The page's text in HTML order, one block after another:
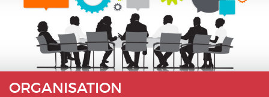
ORGANISATION
POLITIQUE RH
ÉTABLISSEMENTS SERVICES
ORGANISATION